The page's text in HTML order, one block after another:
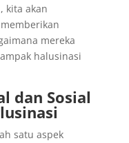
kita akan
mereka
halusinasi
dan Sosial
satu aspek